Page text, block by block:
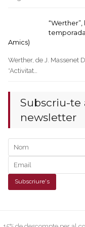
“Werther”,
Amics)
Werther, de J. Massenet
*Activitat…
Subscriu-te
newsletter